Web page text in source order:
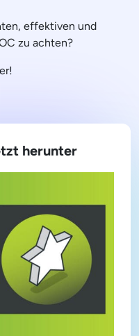
effektiven und
zu achten?
herunter